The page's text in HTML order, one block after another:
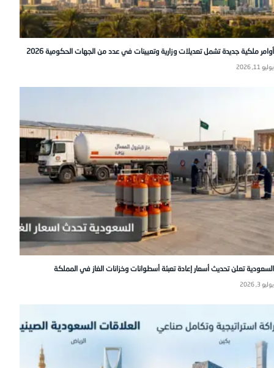
أوامر ملكية جديدة تشمل تعديلات وزارية وتعيينات في عدد من الجهات الحكومية 2026
يوليو 11, 2026
السعودية تعلن تحديث أسعار إعادة تعبئة أسطوانات وخزانات الغاز في المملكة
يوليو 3, 2026